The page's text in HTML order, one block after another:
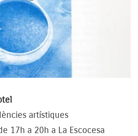
artístiques
17h a 20h a La Escocesa